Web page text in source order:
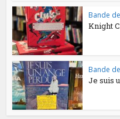
Bande
Knight
Bande
Je suis